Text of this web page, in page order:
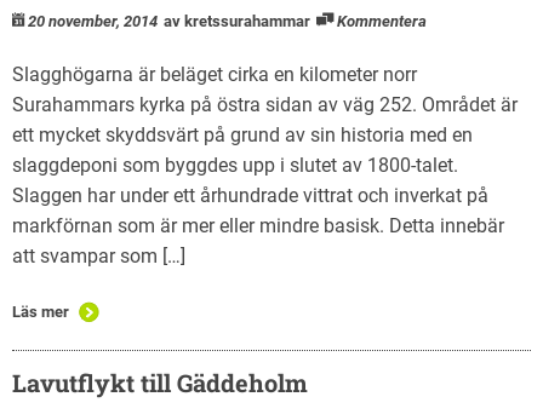
20 november, 2014 av kretssurahammar Kommentera
Slagghögarna är beläget cirka en kilometer norr
Surahammars kyrka på östra sidan av väg 252. Området är
ett mycket skyddsvärt på grund av sin historia med en
slaggdeponi som byggdes upp i slutet av 1800-talet.
Slaggen har under ett århundrade vittrat och inverkat på
markförnan som är mer eller mindre basisk. Detta innebär
att svampar som […]
Läs mer
Lavutflykt till Gäddeholm